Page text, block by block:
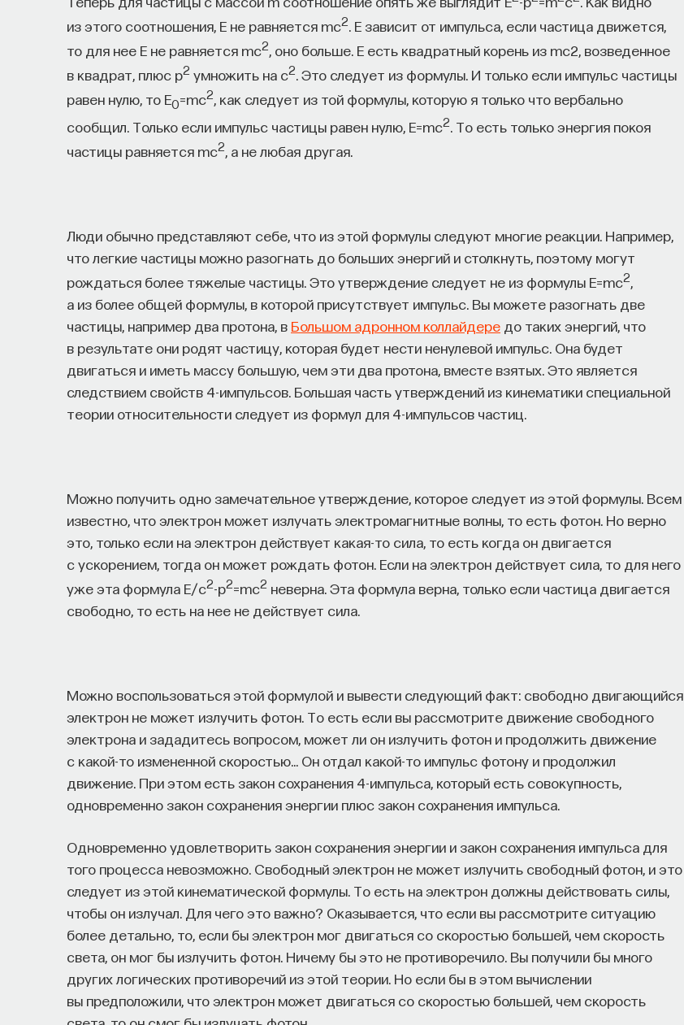
из этого соотношения, E не равняется mc2 . E зависит от импульса, если частица движется,
то для нее E не равняется mc2 , оно больше. E есть квадратный корень из mc2, возведенное
в квадрат, плюс p2 умножить на c2 . Это следует из формулы. И только если импульс частицы
равен нулю, то E0=mc2 , как следует из той формулы, которую я только что вербально
сообщил. Только если импульс частицы равен нулю, E=mc2 . То есть только энергия покоя
частицы равняется mc2 , а не любая другая.
Люди обычно представляют себе, что из этой формулы следуют многие реакции. Например,
что легкие частицы можно разогнать до больших энергий и столкнуть, поэтому могут
рождаться более тяжелые частицы. Это утверждение следует не из формулы E=mc2
а из более общей формулы, в которой присутствует импульс. Вы можете разогнать две
частицы, например два протона, в Большом адронном коллайдере до таких энергий, что
в результате они родят частицу, которая будет нести ненулевой импульс. Она будет
двигаться и иметь массу большую, чем эти два протона, вместе взятых. Это является
следствием свойств 4-импульсов. Большая часть утверждений из кинематики специальной
теории относительности следует из формул для 4-импульсов частиц.
Можно получить одно замечательное утверждение, которое следует из этой формулы. Всем
известно, что электрон может излучать электромагнитные волны, то есть фотон. Но верно
это, только если на электрон действует какая-то сила, то есть когда он двигается
с ускорением, тогда он может рождать фотон. Если на электрон действует сила, то для него
уже эта формула E/c2-p2=mc2 неверна. Эта формула верна, только если частица двигается
свободно, то есть на нее не действует сила.
Можно воспользоваться этой формулой и вывести следующий факт: свободно двигающийся
электрон не может излучить фотон. То есть если вы рассмотрите движение свободного
электрона и зададитесь вопросом, может ли он излучить фотон и продолжить движение
с какой-то измененной скоростью… Он отдал какой-то импульс фотону и продолжил
движение. При этом есть закон сохранения 4-импульса, который есть совокупность,
одновременно закон сохранения энергии плюс закон сохранения импульса.
Одновременно удовлетворить закон сохранения энергии и закон сохранения импульса для
того процесса невозможно. Свободный электрон не может излучить свободный фотон, и это
следует из этой кинематической формулы. То есть на электрон должны действовать силы,
чтобы он излучал. Для чего это важно? Оказывается, что если вы рассмотрите ситуацию
более детально, то, если бы электрон мог двигаться со скоростью большей, чем скорость
света, он мог бы излучить фотон. Ничему бы это не противоречило. Вы получили бы много
других логических противоречий из этой теории. Но если бы в этом вычислении
вы предположили, что электрон может двигаться со скоростью большей, чем скорость